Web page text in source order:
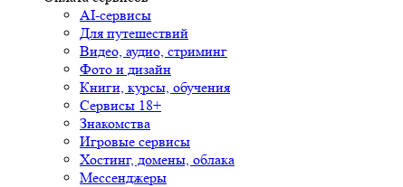
AI-сервисы
Для путешествий
Видео, аудио, стриминг
Фото и дизайн
Книги, курсы, обучения
Сервисы 18+
Знакомства
Игровые сервисы
Хостинг, домены, облака
Мессенджеры